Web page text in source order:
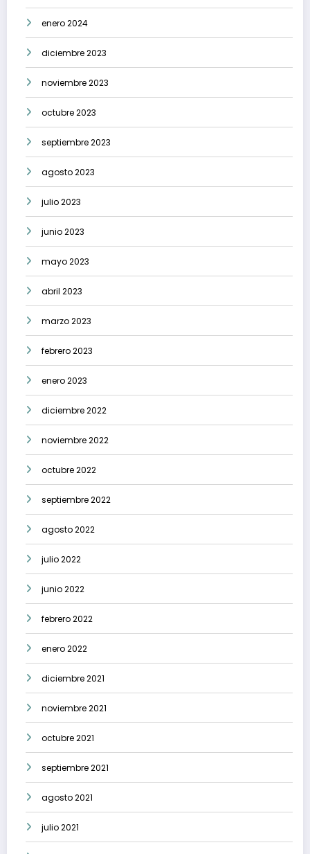
enero 2024
diciembre 2023
noviembre 2023
octubre 2023
septiembre 2023
agosto 2023
julio 2023
junio 2023
mayo 2023
abril 2023
marzo 2023
febrero 2023
enero 2023
diciembre 2022
noviembre 2022
octubre 2022
septiembre 2022
agosto 2022
julio 2022
junio 2022
febrero 2022
enero 2022
diciembre 2021
noviembre 2021
octubre 2021
septiembre 2021
agosto 2021
julio 2021